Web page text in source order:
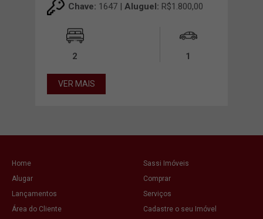
Chave: 1647 | Aluguel: R$1.800,00
2 1
VER MAIS
Home
Sassi Imóveis
Alugar
Comprar
Lançamentos
Serviços
Área do Cliente
Cadastre o seu Imóvel